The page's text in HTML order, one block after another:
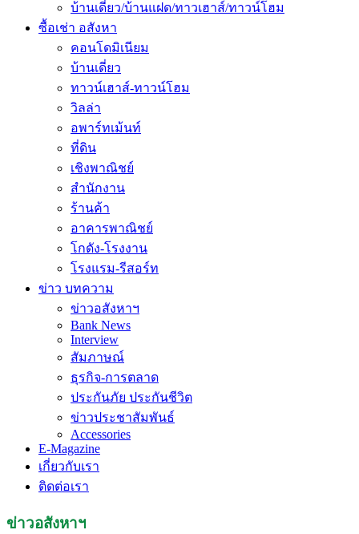
บ้านเดี่ยว/บ้านแฝด/ทาวเฮาส์/ทาวน์โฮม
ซื้อเช่า อสังหา
คอนโดมิเนียม
บ้านเดี่ยว
ทาวน์เฮาส์-ทาวน์โฮม
วิลล่า
อพาร์ทเม้นท์
ที่ดิน
เชิงพาณิชย์
สำนักงาน
ร้านค้า
อาคารพาณิชย์
โกดัง-โรงงาน
โรงแรม-รีสอร์ท
ข่าว บทความ
ข่าวอสังหาฯ
Bank News
Interview
สัมภาษณ์
ธุรกิจ-การตลาด
ประกันภัย ประกันชีวิต
ข่าวประชาสัมพันธ์
Accessories
E-Magazine
เกี่ยวกับเรา
ติดต่อเรา
ข่าวอสังหาฯ